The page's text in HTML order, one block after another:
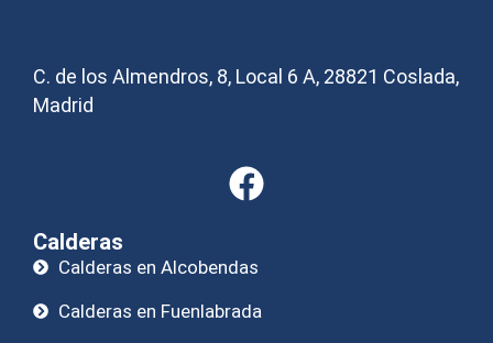
C. de los Almendros, 8, Local 6 A, 28821 Coslada,
Madrid
Calderas
Calderas en Alcobendas
Calderas en Fuenlabrada